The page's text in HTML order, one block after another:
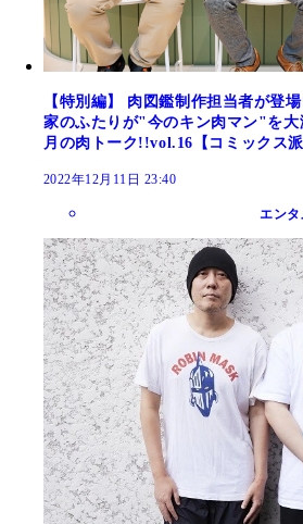
【特別編】 肉図鑑制作担当者が登
家のふたりが"今のキン肉マン"を
月の肉トーク!!vol.16【コミックス
2022年12月11日 23:40
エンタ